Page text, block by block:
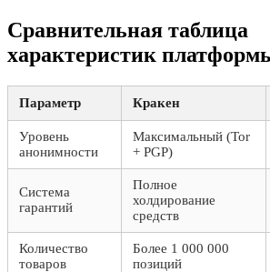
Сравнительная таблица
характеристик
Параметр Кракен
Уровень
анонимности
Максимальный (Tor
+ PGP)
Система
гарантий
Полное
холдирование
средств
Количество
товаров
Более 1 000 000
позиций